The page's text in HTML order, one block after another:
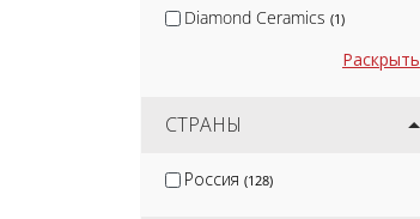
Diamond Ceramics (1)
Canada Gres
CL KER (11)
Раскрыть
СТРАНЫ
Россия (128)